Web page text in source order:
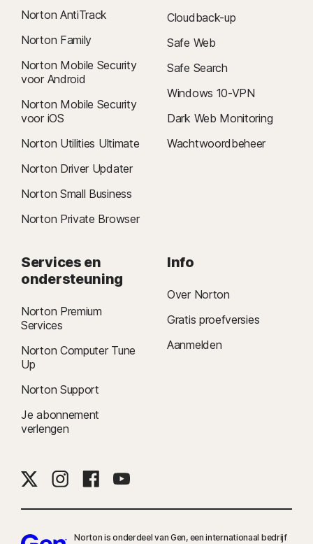
Norton AntiTrack
Norton Family
Norton Mobile Security
voor Android
Norton Mobile Security
voor iOS
Norton Utilities Ultimate
Norton Driver Updater
Norton Small Business
Norton Private Browser
Cloudback-up
Safe Web
Safe Search
Windows 10-VPN
Dark Web Monitoring
Wachtwoordbeheer
Services en
ondersteuning
Norton Premium
Services
Norton Computer Tune
Up
Norton Support
Je abonnement
verlengen
Info
Over Norton
Gratis proefversies
Aanmelden
Norton is onderdeel van Gen, een internationaal bedrijf